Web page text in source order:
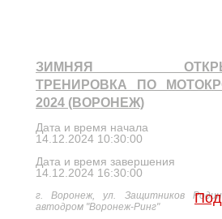
ЗИМНЯЯ
ТРЕНИРОВКА ПО
2024 (ВОРОНЕЖ)
Дата и время начала
14.12.2024 10:30:00
Дата и время завершения
14.12.2024 16:30:00
г. Воронеж, ул. Защитников
автодром "Воронеж-Ринг"